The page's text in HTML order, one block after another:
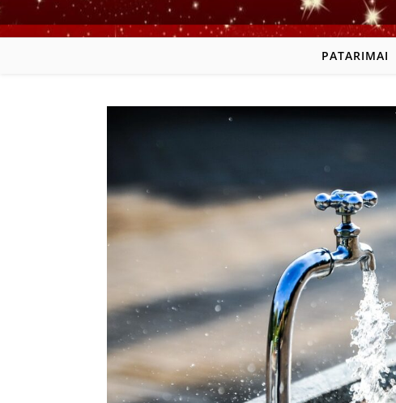
PATARIMAI